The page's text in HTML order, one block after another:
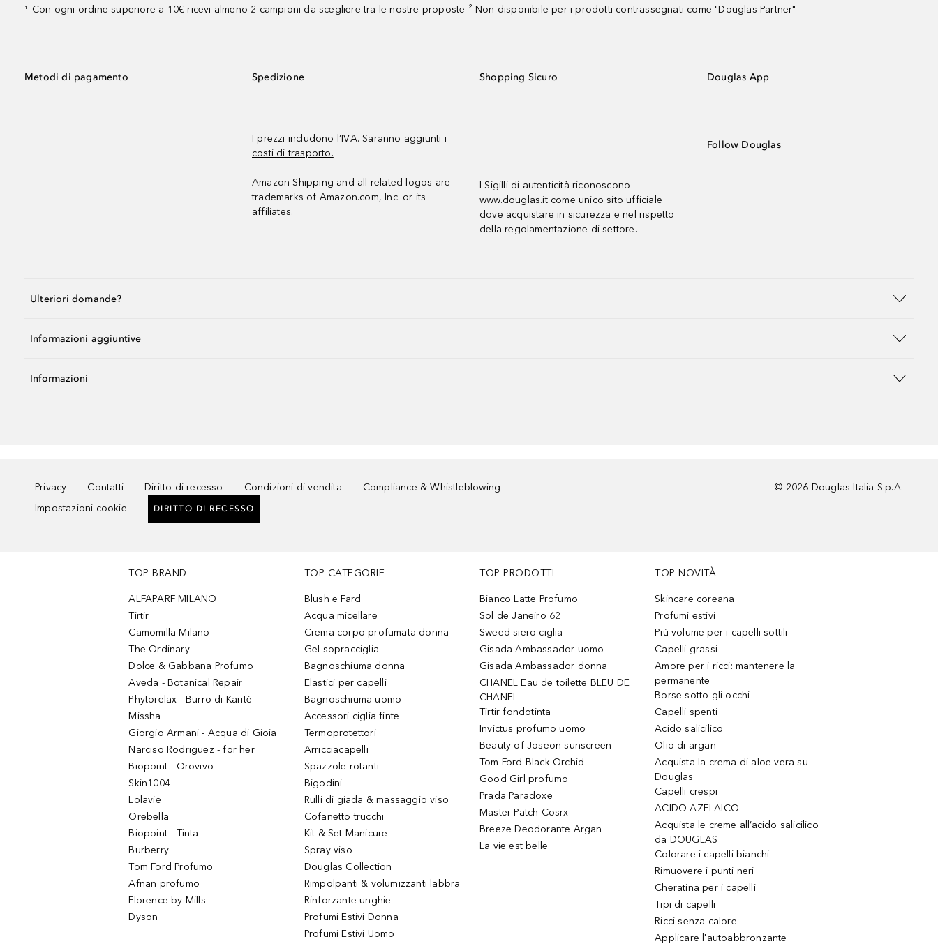
¹ Con ogni ordine superiore a 10€ ricevi almeno 2 campioni da scegliere tra le nostre proposte ² Non disponibile per i prodotti contrassegnati come "Douglas Partner"
Metodi di pagamento Spedizione
I prezzi includono l’IVA. Saranno aggiunti i
costi di trasporto.
Amazon Shipping and all related logos are
trademarks of Amazon.com, Inc. or its
affiliates.
Shopping Sicuro
I Sigilli di autenticità riconoscono
www.douglas.it come unico sito ufficiale
dove acquistare in sicurezza e nel rispetto
della regolamentazione di settore.
Douglas App
Follow Douglas
Ulteriori domande?
Informazioni aggiuntive
Informazioni
Privacy Contatti Diritto di recesso Condizioni di vendita
Compliance & Whistleblowing
Impostazioni cookie
DIRITTO DI RECESSO
© 2026 Douglas Italia S.p.A.
TOP BRAND
ALFAPARF MILANO
Tirtir
Camomilla Milano
The Ordinary
Dolce & Gabbana Profumo
Aveda - Botanical Repair
Phytorelax - Burro di Karitè
Missha
Giorgio Armani - Acqua di Gioia
Narciso Rodriguez - for her
Biopoint - Orovivo
Skin1004
Lolavie
Orebella
Biopoint - Tinta
Burberry
Tom Ford Profumo
Afnan profumo
Florence by Mills
Dyson
TOP CATEGORIE
Blush e Fard
Acqua micellare
Crema corpo profumata donna
Gel sopracciglia
Bagnoschiuma donna
Elastici per capelli
Bagnoschiuma uomo
Accessori ciglia finte
Termoprotettori
Arricciacapelli
Spazzole rotanti
Bigodini
Rulli di giada & massaggio viso
Cofanetto trucchi
Kit & Set Manicure
Spray viso
Douglas Collection
Rimpolpanti & volumizzanti labbra
Rinforzante unghie
Profumi Estivi Donna
Profumi Estivi Uomo
TOP PRODOTTI
Bianco Latte Profumo
Sol de Janeiro 62
Sweed siero ciglia
Gisada Ambassador uomo
Gisada Ambassador donna
CHANEL Eau de toilette BLEU DE
CHANEL
Tirtir fondotinta
Invictus profumo uomo
Beauty of Joseon sunscreen
Tom Ford Black Orchid
Good Girl profumo
Prada Paradoxe
Master Patch Cosrx
Breeze Deodorante Argan
La vie est belle
TOP NOVITÀ
Skincare coreana
Profumi estivi
Più volume per i capelli sottili
Capelli grassi
Amore per i ricci: mantenere la
permanente
Borse sotto gli occhi
Capelli spenti
Acido salicilico
Olio di argan
Acquista la crema di aloe vera su
Douglas
Capelli crespi
ACIDO AZELAICO
Acquista le creme all’acido salicilico
da DOUGLAS
Colorare i capelli bianchi
Rimuovere i punti neri
Cheratina per i capelli
Tipi di capelli
Ricci senza calore
Applicare l'autoabbronzante